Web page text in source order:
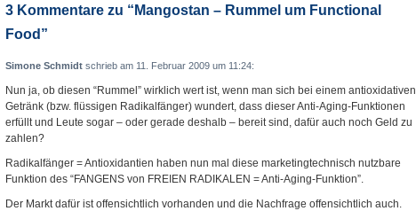
3 Kommentare zu “Mangostan – Rummel um Functional
Food”
Simone Schmidt schrieb am 11. Februar 2009 um 11:24:
Nun ja, ob diesen “Rummel” wirklich wert ist, wenn man sich bei einem antioxidativen
Getränk (bzw. flüssigen Radikalfänger) wundert, dass dieser Anti-Aging-Funktionen
erfüllt und Leute sogar – oder gerade deshalb – bereit sind, dafür auch noch Geld zu
zahlen?
Radikalfänger = Antioxidantien haben nun mal diese marketingtechnisch nutzbare
Funktion des “FANGENS von FREIEN RADIKALEN = Anti-Aging-Funktion”.
Der Markt dafür ist offensichtlich vorhanden und die Nachfrage offensichtlich auch.